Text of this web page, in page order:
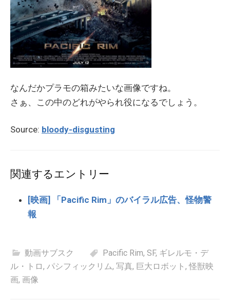
なんだかプラモの箱みたいな画像ですね。
さぁ、この中のどれがやられ役になるでしょう。
Source: bloody-disgusting
関連するエントリー
[映画] 「Pacific Rim」のバイラル広告、怪物警
報
動画サブスク Pacific Rim, SF, ギレルモ・デ
ル・トロ, パシフィックリム, 写真, 巨大ロボット ,怪獣映
画, 画像